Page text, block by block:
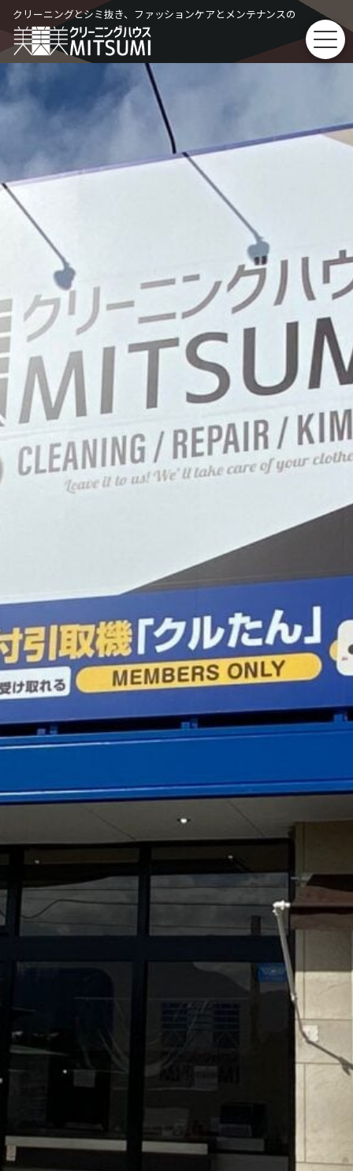
Skip
to
content
クリーニングとシミ抜き、ファッションケアとメンテナンスの